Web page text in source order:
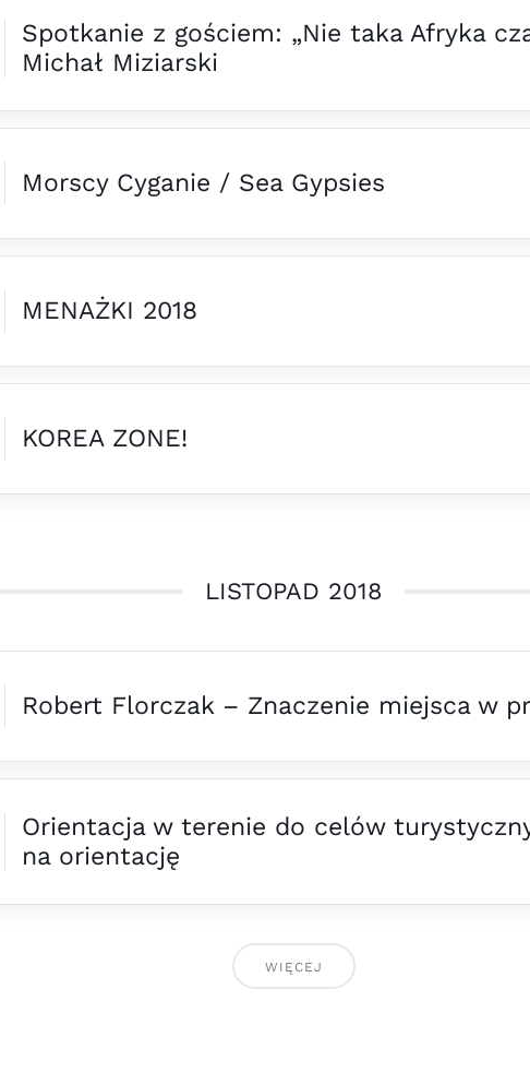
Spotkanie z gościem: „Nie taka Afryka
Michał Miziarski
Morscy Cyganie / Sea Gypsies
MENAŻKI 2018
KOREA ZONE!
LISTOPAD 2018
Robert Florczak – Znaczenie miejsca w
Orientacja w terenie do celów
na orientację
WIĘCEJ